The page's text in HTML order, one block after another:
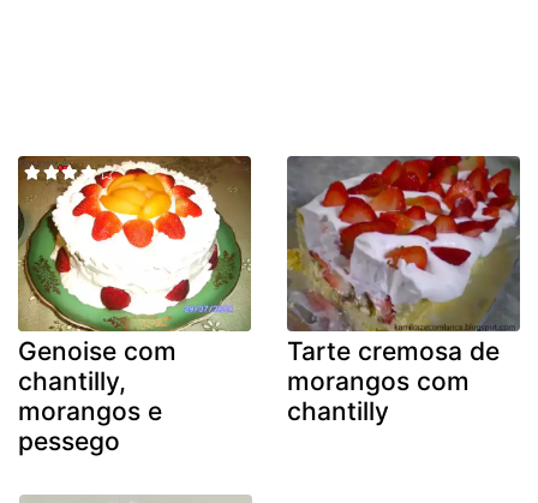
Genoise com
chantilly,
morangos e
pessego
Tarte cremosa de
morangos com
chantilly